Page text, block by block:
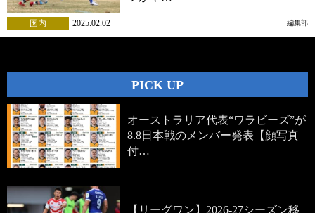
国内 2025.02.02 編集部
PICK UP
オーストラリア代表“ワラビーズ”が
8.8日本戦のメンバー発表【顔写真
付…
【リーグワン】2026-27シーズン移